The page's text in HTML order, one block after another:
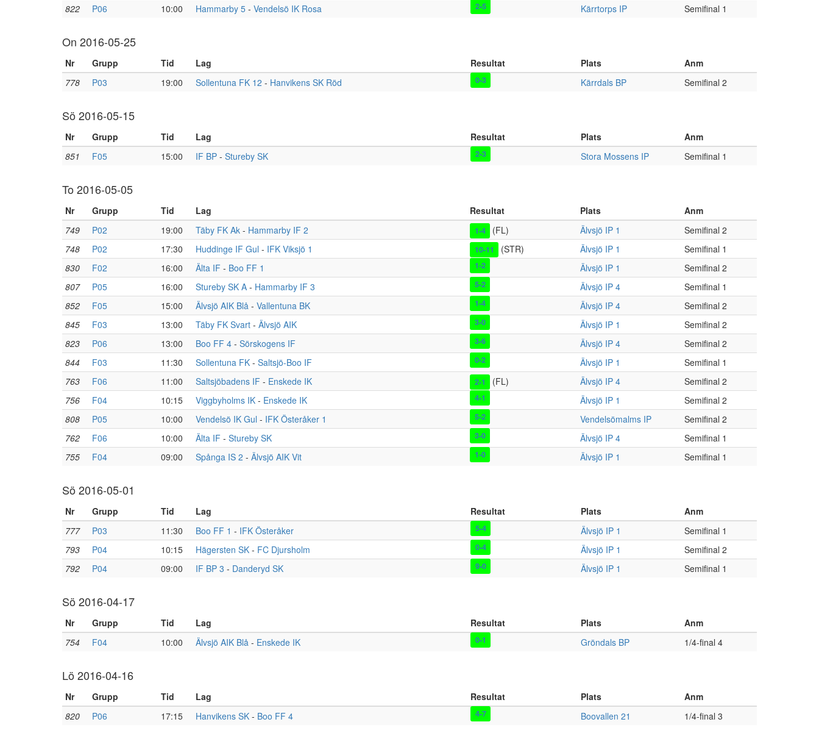
822
P06 10:00 Hammarby 5 - Vendelsö IK Rosa 2-5 Kärrtorps IP Semifinal 1
On 2016-05-25
Nr Grupp Tid Lag Resultat Plats
Anm
778
P03 19:00 Sollentuna FK 12 - Hanvikens SK Röd 0-3 Kärrdals BP Semifinal 2
Sö 2016-05-15
Nr Grupp Tid Lag Resultat Plats
Anm
851
F05 15:00 IF BP - Stureby SK 2-3 Stora Mossens IP Semifinal 1
To 2016-05-05
Nr Grupp Tid Lag Resultat Plats
Anm
749
P02 19:00 Täby FK Ak - Hammarby IF 2 1-4 (FL) Älvsjö IP 1
Semifinal 2
748
P02 17:30 Huddinge IF Gul - IFK Viksjö 1 10-11 (STR) Älvsjö IP 1
Semifinal 1
830
F02 16:00 Älta IF - Boo FF 1 1-2 Älvsjö IP 1
Semifinal 2
807
P05 16:00 Stureby SK A - Hammarby IF 3 5-2 Älvsjö IP 4
Semifinal 1
852
F05 15:00 Älvsjö AIK Blå - Vallentuna BK 1-4 Älvsjö IP 4
Semifinal 2
845
F03 13:00 Täby FK Svart - Älvsjö AIK 3-0 Älvsjö IP 1
Semifinal 2
823
P06 13:00 Boo FF 4 - Sörskogens IF 3-6 Älvsjö IP 4
Semifinal 2
844
F03 11:30 Sollentuna FK - Saltsjö-Boo IF 0-2 Älvsjö IP 1
Semifinal 1
763
F06 11:00 Saltsjöbadens IF - Enskede IK 2-1 (FL) Älvsjö IP 4
Semifinal 2
756
F04 10:15 Viggbyholms IK - Enskede IK 4-1 Älvsjö IP 1
Semifinal 2
808
P05 10:00 Vendelsö IK Gul - IFK Österåker 1 5-2 Vendelsömalms IP
Semifinal 2
762
F06 10:00 Älta IF - Stureby SK 3-0 Älvsjö IP 4
Semifinal 1
755
F04 09:00 Spånga IS 2 - Älvsjö AIK Vit 1-0 Älvsjö IP 1 Semifinal 1
Sö 2016-05-01
Nr Grupp Tid Lag Resultat Plats
Anm
777
P03 11:30 Boo FF 1 - IFK Österåker 5-4 Älvsjö IP 1
Semifinal 1
793
P04 10:15 Hägersten SK - FC Djursholm 0-4 Älvsjö IP 1
Semifinal 2
792
P04 09:00 IF BP 3 - Danderyd SK 9-0 Älvsjö IP 1 Semifinal 1
Sö 2016-04-17
Nr Grupp Tid Lag Resultat Plats
Anm
754
F04 10:00 Älvsjö AIK Blå - Enskede IK 0-1 Gröndals BP 1/4-final 4
Lö 2016-04-16
Nr Grupp Tid Lag Resultat Plats
Anm
820
P06 17:15 Hanvikens SK - Boo FF 4 4-7 Boovallen 21 1/4-final 3